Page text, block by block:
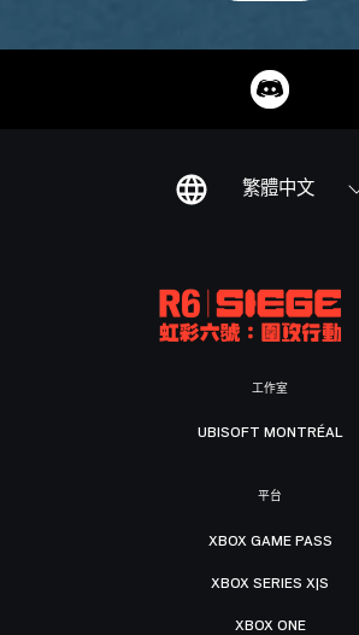
繁體中文
工作室
UBISOFT MONTRÉAL
平台
XBOX GAME PASS
XBOX SERIES X|S
XBOX ONE